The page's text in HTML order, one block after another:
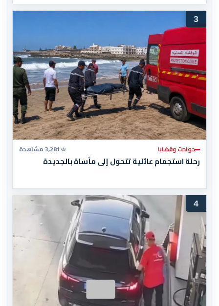
3
حوادث وقضايا 3,281 مشاهدة
رحلة استجمام عائلية تتحول إلى مأساة بالجديدة
4